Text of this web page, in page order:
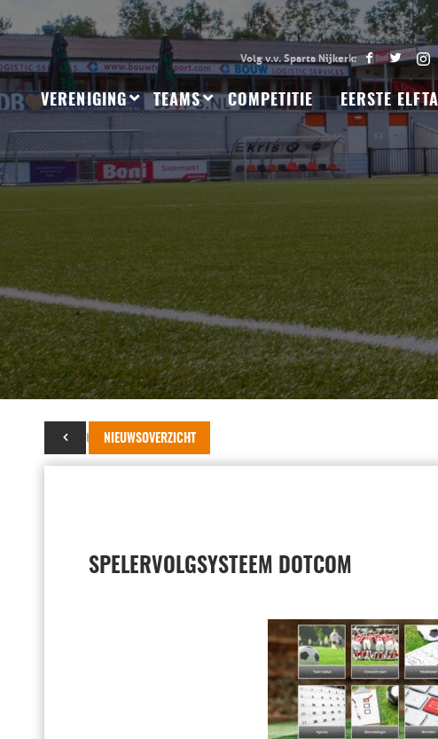
VERENIGING TEAMS COMPETITIE EERSTE
NIEUWSOVERZICHT
30 oktober 2017
SPELERVOLGSYSTEEM DOTCOM